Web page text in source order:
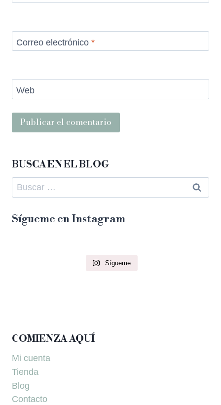
Correo electrónico *
Web
BUSCA EN EL BLOG
Sígueme en Instagram
Sígueme
COMIENZA AQUÍ
Mi cuenta
Tienda
Blog
Contacto